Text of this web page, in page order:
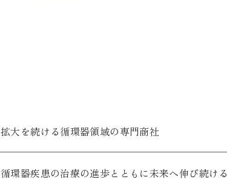
拡大を続ける循環器領域の専門商社
循環器疾患の治療の進歩とともに未来へ伸び続け